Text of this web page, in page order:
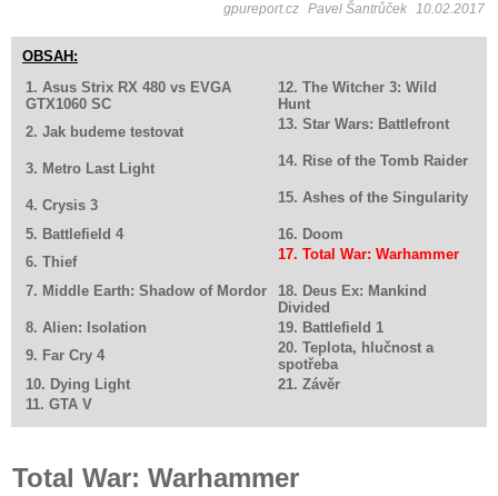
gpureport.cz Pavel Šantrůček 10.02.2017
OBSAH:
1. Asus Strix RX 480 vs EVGA
GTX1060 SC
12. The Witcher 3: Wild
Hunt
2. Jak budeme testovat
13. Star Wars: Battlefront
3. Metro Last Light 14. Rise of the Tomb Raider
4. Crysis 3 15. Ashes of the Singularity
5. Battlefield 4
16. Doom
6. Thief
17. Total War: Warhammer
7. Middle Earth: Shadow of Mordor
18. Deus Ex: Mankind
Divided
8. Alien: Isolation
19. Battlefield 1
9. Far Cry 4
20. Teplota, hlučnost a
spotřeba
10. Dying Light
21. Závěr
11. GTA V
Total War: Warhammer